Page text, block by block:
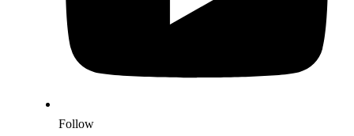
Follow